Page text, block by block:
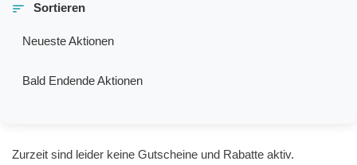
Sortieren
Neueste Aktionen
Bald Endende Aktionen
Zurzeit sind leider keine Gutscheine und Rabatte aktiv.